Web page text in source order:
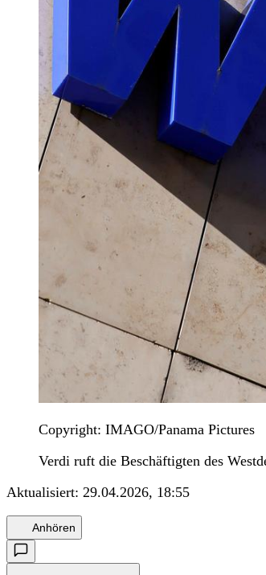
Copyright: IMAGO/Panama Pictures
Verdi ruft die Beschäftigten des
Aktualisiert: 29.04.2026, 18:55
Anhören